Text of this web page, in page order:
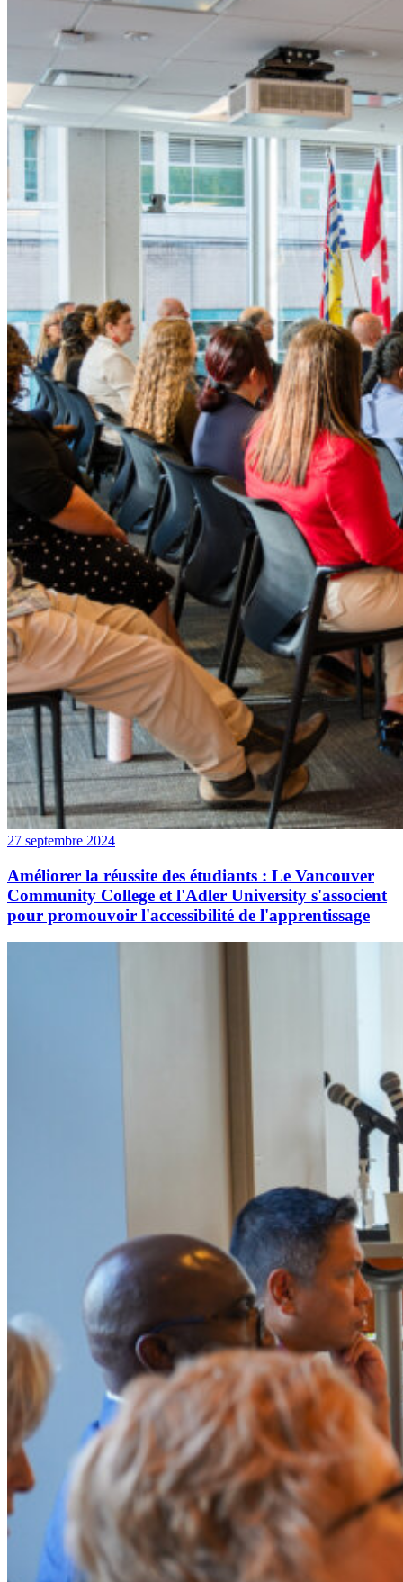
27 septembre 2024
Améliorer la réussite des étudiants : Le Vancouver
Community College et l'Adler University s'associent
pour promouvoir l'accessibilité de l'apprentissage